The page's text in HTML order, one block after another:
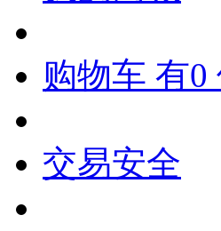
购物车 有0
交易安全